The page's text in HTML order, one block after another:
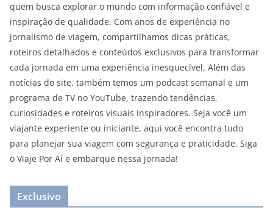
quem busca explorar o mundo com informação confiável e
inspiração de qualidade. Com anos de experiência no
jornalismo de viagem, compartilhamos dicas práticas,
roteiros detalhados e conteúdos exclusivos para transformar
cada jornada em uma experiência inesquecível. Além das
notícias do site, também temos um podcast semanal e um
programa de TV no YouTube, trazendo tendências,
curiosidades e roteiros visuais inspiradores. Seja você um
viajante experiente ou iniciante, aqui você encontra tudo
para planejar sua viagem com segurança e praticidade. Siga
o Viaje Por Aí e embarque nessa jornada!
Exclusivo